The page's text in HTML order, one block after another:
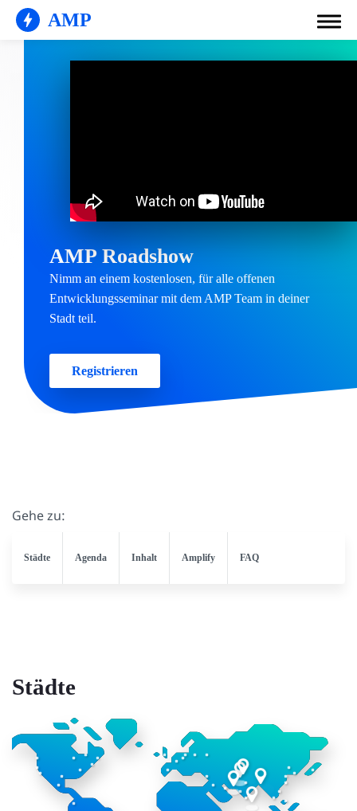
AMP
AMP Roadshow
Nimm an einem kostenlosen, für alle offenen
Entwicklungsseminar mit dem AMP Team in deiner
Stadt teil.
Registrieren
Gehe zu:
Städte Agenda Inhalt Amplify FAQ
Städte